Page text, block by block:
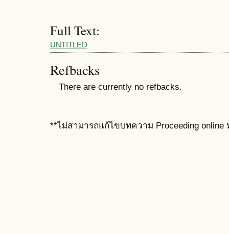
Full Text:
UNTITLED
Refbacks
There are currently no refbacks.
**ไม่สามารถแก้ไขบทความ Proceeding